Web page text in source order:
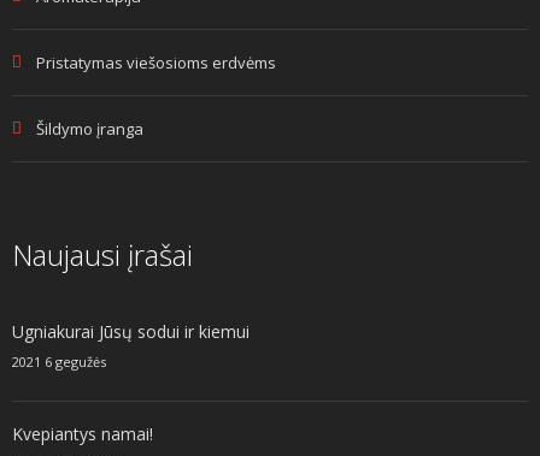
Pristatymas viešosioms erdvėms
Šildymo įranga
Naujausi įrašai
Ugniakurai Jūsų sodui ir kiemui
2021 6 gegužės
Kvepiantys namai!